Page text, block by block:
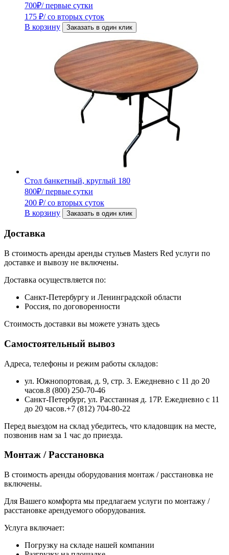
700₽/ первые сутки
175 ₽/ со вторых суток
В корзину
Заказать в один клик
Стол банкетный, круглый 180
800₽/ первые сутки
200 ₽/ со вторых суток
В корзину
Заказать в один клик
Доставка
В стоимость аренды аренды стульев Masters Red услуги по
доставке и вывозу не включены.
Доставка осуществляется по:
Санкт-Петербургу и Ленинградской области
Россия, по договоренности
Стоимость доставки вы можете узнать здесь
Самостоятельный вывоз
Адреса, телефоны и режим работы складов:
ул. Южнопортовая, д. 9, стр. 3. Ежедневно с 11 до 20
часов.8 (800) 250-70-46
Санкт-Петербург, ул. Расстанная д. 17Р. Ежедневно с 11
до 20 часов.+7 (812) 704-80-22
Перед выездом на склад убедитесь, что кладовщик на месте,
позвонив нам за 1 час до приезда.
Монтаж / Расстановка
В стоимость аренды оборудования монтаж / расстановка не
включены.
Для Вашего комфорта мы предлагаем услуги по монтажу /
расстановке арендуемого оборудования.
Услуга включает:
Погрузку на складе нашей компании